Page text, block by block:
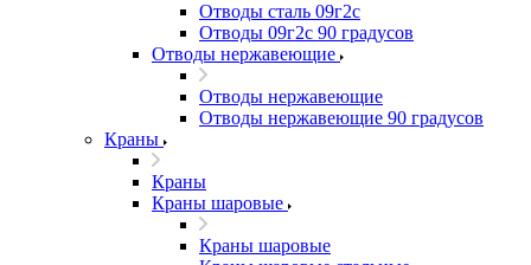
Отводы сталь 09г2с
Отводы 09г2с 90 градусов
Отводы нержавеющие
Отводы нержавеющие
Отводы нержавеющие 90 градусов
Краны
Краны
Краны шаровые
Краны шаровые